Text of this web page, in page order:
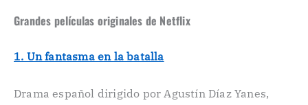
Grandes películas originales de Netflix
1. Un fantasma en la batalla
Drama español dirigido por Agustín Díaz Yanes,